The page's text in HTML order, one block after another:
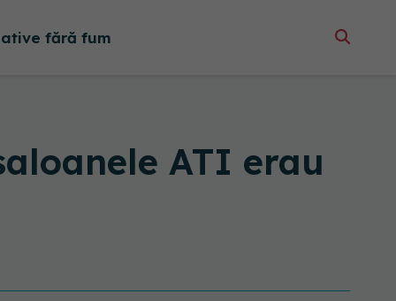
fără fum
ATI erau